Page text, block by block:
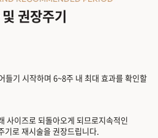
권장주기
들기 시작하며 6~8주 내 최대 효과를 확인할
사이즈로 되돌아오게 되므로지속적인
기로 재시술을 권장드립니다.